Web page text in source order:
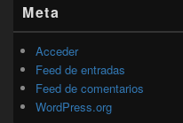
Meta
Acceder
Feed de entradas
Feed de comentarios
WordPress.org